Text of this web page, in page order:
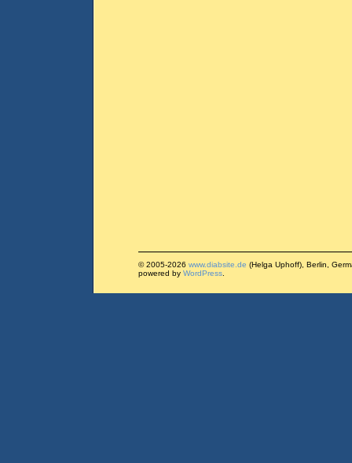
© 2005-2026 www.diabsite.de (Helga Uphoff), Berlin,
powered by WordPress.